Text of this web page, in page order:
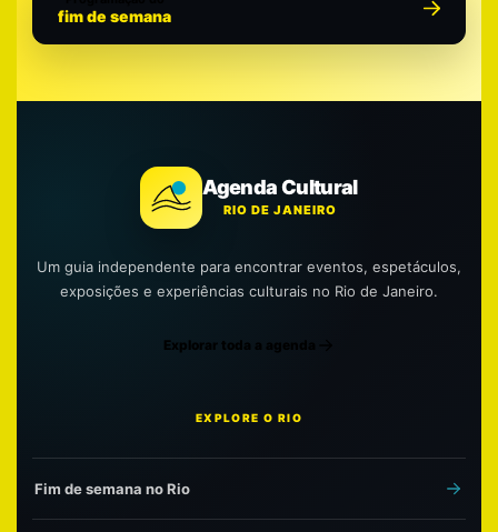
fim de semana
Agenda Cultural
RIO DE JANEIRO
Um guia independente para encontrar eventos, espetáculos,
exposições e experiências culturais no Rio de Janeiro.
Explorar toda a agenda
EXPLORE O RIO
Fim de semana no Rio